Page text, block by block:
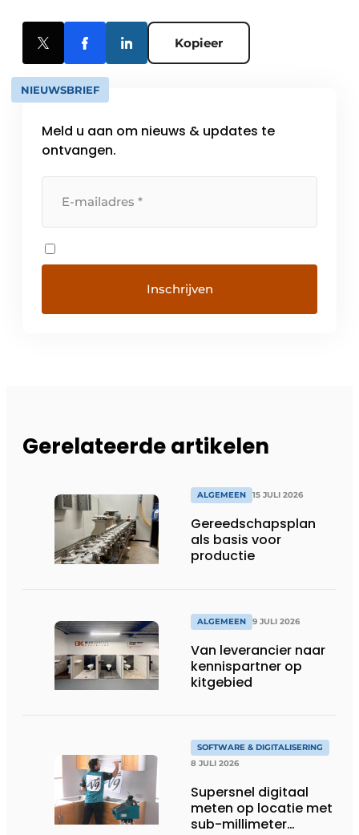
Kopieer
NIEUWSBRIEF
Meld u aan om nieuws & updates te
ontvangen.
Gerelateerde artikelen
ALGEMEEN 15 JULI 2026
Gereedschapsplan
als basis voor
productie
ALGEMEEN 9 JULI 2026
Van leverancier naar
kennispartner op
kitgebied
SOFTWARE & DIGITALISERING
8 JULI 2026
Supersnel digitaal
meten op locatie met
sub-millimeter